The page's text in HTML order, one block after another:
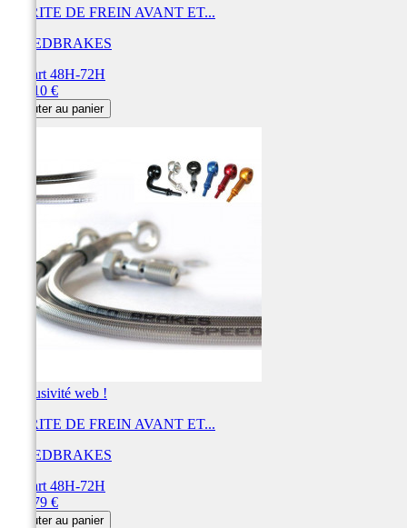
DURITE DE FREIN AVANT ET...
SPEEDBRAKES
Départ 48H-72H
443,10 €
Ajouter au panier
Exclusivité web !
DURITE DE FREIN AVANT ET...
SPEEDBRAKES
Départ 48H-72H
438,79 €
Ajouter au panier